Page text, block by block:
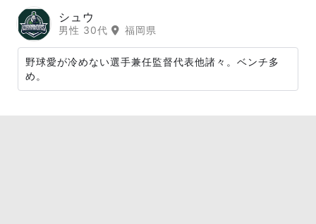
シュウ
男性 30代 福岡県
野球愛が冷めない選手兼任監督代表他諸々。ベンチ多
め。